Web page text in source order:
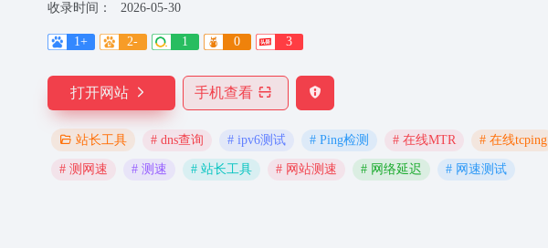
收录时间： 2026-05-30
1+ 2- 1 0 3
打开网站 手机查看
站长工具 # dns查询 # ipv6测试 # Ping检测 # 在线MTR # 在线tcping
# 测网速 # 测速 # 站长工具 # 网站测速 # 网络延迟 # 网速测试